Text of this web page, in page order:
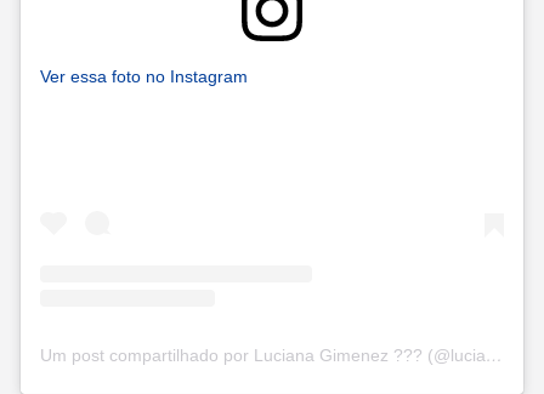
Ver essa foto no Instagram
Um post compartilhado por Luciana Gimenez ??? (@lucianagimenez)